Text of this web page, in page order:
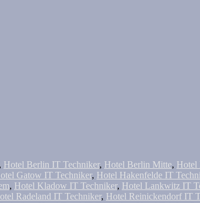
Hotel Berlin IT Techniker, Hotel Berlin Mitte, Hotel
Gatow IT Techniker, Hotel Hakenfelde IT
, Hotel Kladow IT Techniker, Hotel Lankwitz IT
Radeland IT Techniker, Hotel Reinickendorf IT